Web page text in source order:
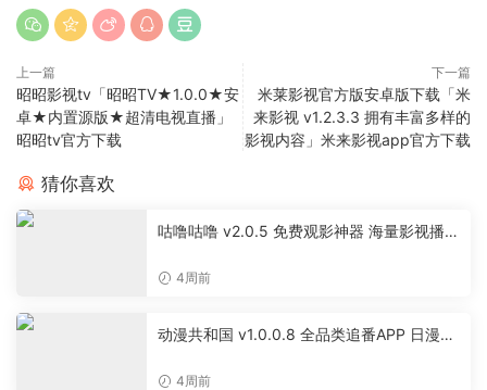
上一篇
昭昭影视tv「昭昭TV★1.0.0★安
卓★内置源版★超清电视直播」
昭昭tv官方下载
下一篇
米莱影视官方版安卓版下载「米
来影视 v1.2.3.3 拥有丰富多样的
影视内容」米来影视app官方下载
猜你喜欢
咕噜咕噜 v2.0.5 免费观影神器 海量影视播放
4周前
动漫共和国 v1.0.0.8 全品类追番APP 日漫国
4周前